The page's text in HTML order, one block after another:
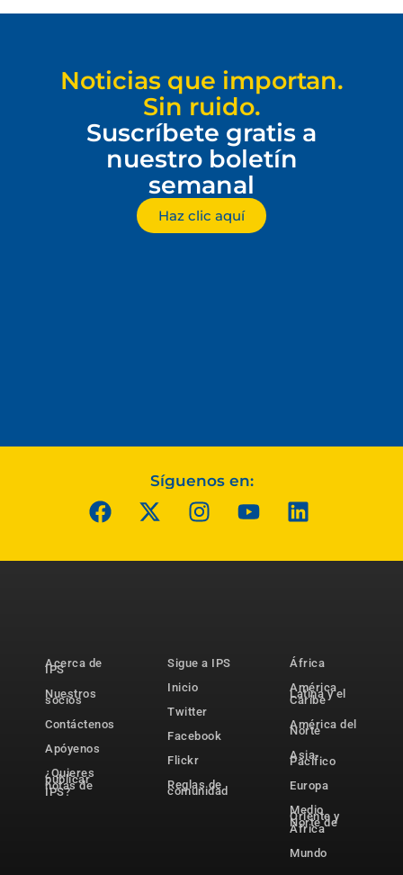
Noticias que importan.
Sin ruido.
Suscríbete gratis a
nuestro boletín
semanal
Haz clic aquí
Síguenos en:
Acerca de
IPS
Nuestros
socios
Contáctenos
Apóyenos
¿Quieres
publicar
notas de
IPS?
Sigue a IPS
Inicio
Twitter
Facebook
Flickr
Reglas de
comunidad
África
América
Latina y el
Caribe
América del
Norte
Asia-
Pacífico
Europa
Medio
Oriente y
Norte de
África
Mundo